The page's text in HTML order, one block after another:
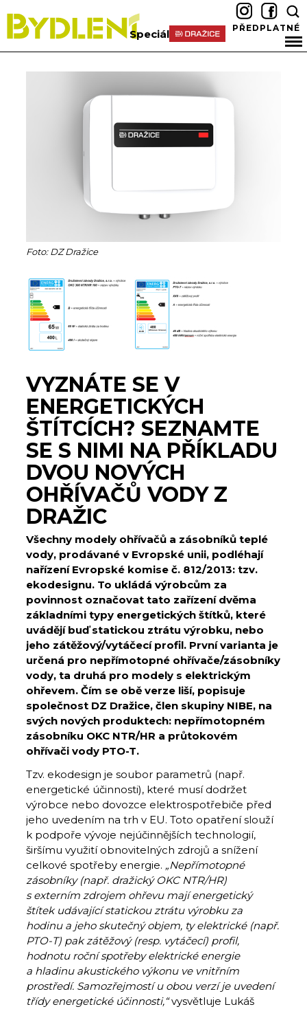
Speciál PŘEDPLATNÉ
Foto: DZ Dražice
VYZNÁTE SE V
ENERGETICKÝCH
ŠTÍTCÍCH? SEZNAMTE
SE S NIMI NA PŘÍKLADU
DVOU NOVÝCH
OHŘÍVAČŮ VODY Z
DRAŽIC
Všechny modely ohřívačů a zásobníků teplé
vody, prodávané v Evropské unii, podléhají
nařízení Evropské komise č. 812/2013: tzv.
ekodesignu. To ukládá výrobcům za
povinnost označovat tato zařízení dvěma
základními typy energetických štítků, které
uvádějí buď statickou ztrátu výrobku, nebo
jeho zátěžový/vytáčecí profil. První varianta je
určená pro nepřímotopné ohřívače/zásobníky
vody, ta druhá pro modely s elektrickým
ohřevem. Čím se obě verze liší, popisuje
společnost DZ Dražice, člen skupiny NIBE, na
svých nových produktech: nepřímotopném
zásobníku OKC NTR/HR a průtokovém
ohřívači vody PTO-T.
Tzv. ekodesign je soubor parametrů (např.
energetické účinnosti), které musí dodržet
výrobce nebo dovozce elektrospotřebiče před
jeho uvedením na trh v EU. Toto opatření slouží
k podpoře vývoje nejúčinnějších technologií,
širšímu využití obnovitelných zdrojů a snížení
celkové spotřeby energie. „Nepřímotopné
zásobníky (např. dražický OKC NTR/HR)
s externím zdrojem ohřevu mají energetický
štítek udávající statickou ztrátu výrobku za
hodinu a jeho skutečný objem, ty elektrické (např.
PTO-T) pak zátěžový (resp. vytáčecí) profil,
hodnotu roční spotřeby elektrické energie
a hladinu akustického výkonu ve vnitřním
prostředí. Samozřejmostí u obou verzí je uvedení
třídy energetické účinnosti,“vysvětluje Lukáš